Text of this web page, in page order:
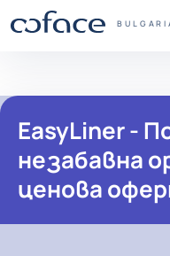
Към съдържанието
COFACE
Обратно към начална